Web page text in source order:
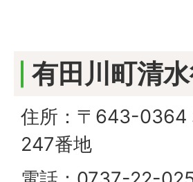
有田川町清
住所：〒643-0364
247番地